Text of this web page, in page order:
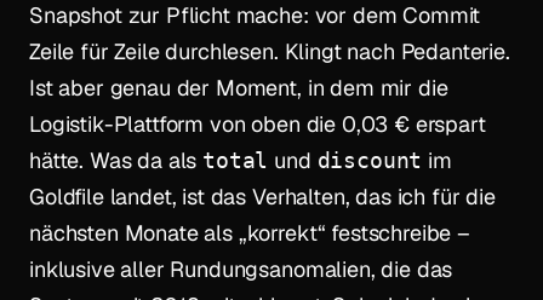
Snapshot zur Pflicht mache: vor dem Commit
Zeile für Zeile durchlesen. Klingt nach Pedanterie.
Ist aber genau der Moment, in dem mir die
Logistik-Plattform von oben die 0,03 € erspart
hätte. Was da als total und discount im
Goldfile landet, ist das Verhalten, das ich für die
nächsten Monate als „korrekt“ festschreibe –
inklusive aller Rundungsanomalien, die das